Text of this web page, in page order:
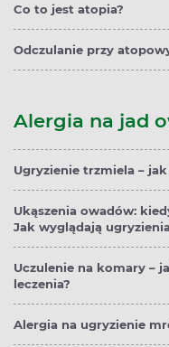
Co to jest atopia?
Odczulanie przy
Alergia na jad
Ugryzienie trzmiela –
Ukąszenia owadów:
Jak wyglądają
Uczulenie na komary –
leczenia?
Alergia na ugryzienie